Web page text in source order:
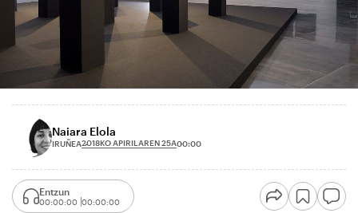
Naiara Elola
IRUÑEA2018KO APIRILAREN 25A00:00
Entzun
00:00:00 00:00:00